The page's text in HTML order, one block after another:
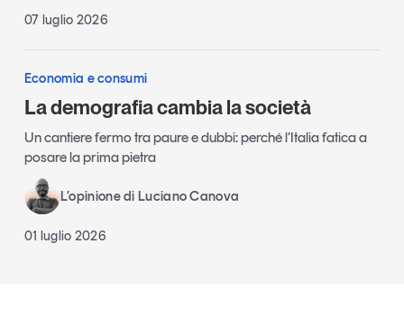
07 luglio 2026
Economia e consumi
La demografia cambia la società
Un cantiere fermo tra paure e dubbi: perché l’Italia fatica a
posare la prima pietra
L’opinione di Luciano Canova
01 luglio 2026